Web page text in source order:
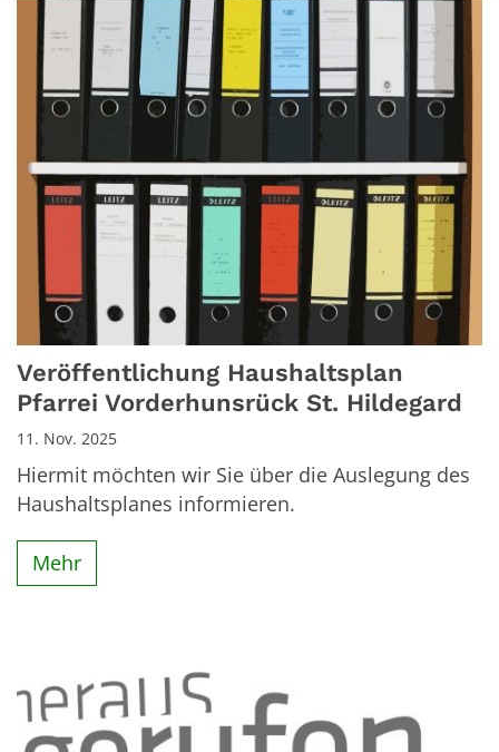
Veröffentlichung Haushaltsplan
Pfarrei Vorderhunsrück St. Hildegard
11. Nov. 2025
Hiermit möchten wir Sie über die Auslegung des
Haushaltsplanes informieren.
Mehr